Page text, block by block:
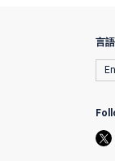
言